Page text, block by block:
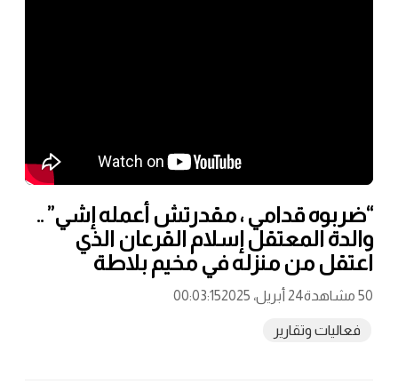
“ضربوه قدامي ، مقدرتش أعمله إشي” ..
والدة المعتقل إسلام القرعان الذي
اعتقل من منزله في مخيم بلاطة
50 مشاهدة 24 أبريل، 2025 00:03:15
فعاليات وتقارير